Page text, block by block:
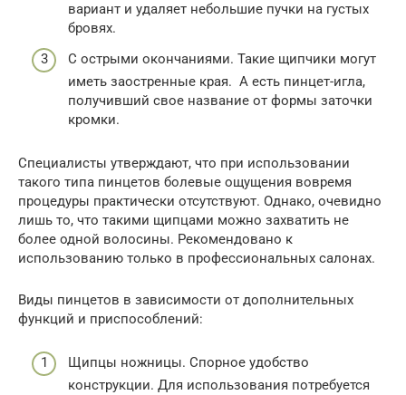
вариант и удаляет небольшие пучки на густых
бровях.
С острыми окончаниями. Такие щипчики могут
иметь заостренные края. А есть пинцет-игла,
получивший свое название от формы заточки
кромки.
Специалисты утверждают, что при использовании
такого типа пинцетов болевые ощущения вовремя
процедуры практически отсутствуют. Однако, очевидно
лишь то, что такими щипцами можно захватить не
более одной волосины. Рекомендовано к
использованию только в профессиональных салонах.
Виды пинцетов в зависимости от дополнительных
функций и приспособлений:
Щипцы ножницы. Спорное удобство
конструкции. Для использования потребуется